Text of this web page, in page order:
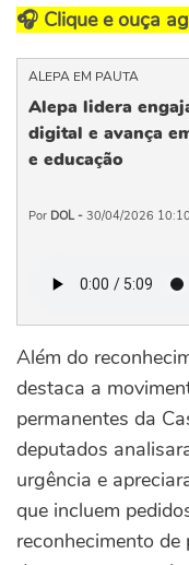
🎧 Clique e ouça
ALEPA EM PAUTA
Alepa lidera
digital e avança
e educação
Por DOL - 30/04/2026
Além do
destaca a
permanentes da
deputados
urgência e
que incluem
reconhecimento